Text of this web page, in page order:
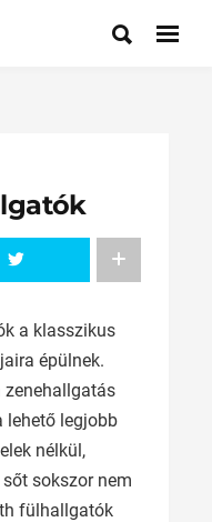
a klasszikus
épülnek.
zenehallgatás
lehető legjobb
nélkül,
sokszor nem
fülhallgatók